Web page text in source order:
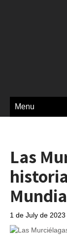
Menu
Las
1 de July de 2023